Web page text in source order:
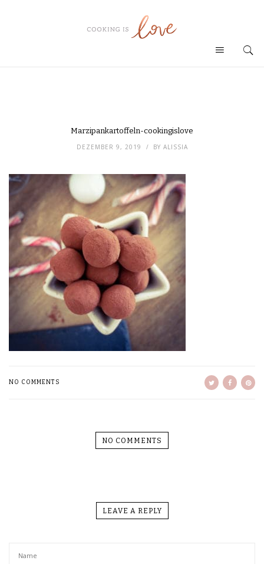
Marzipankartoffeln-cookingislove
DEZEMBER 9, 2019 BY ALISSIA
NO COMMENTS
NO COMMENTS
LEAVE A REPLY